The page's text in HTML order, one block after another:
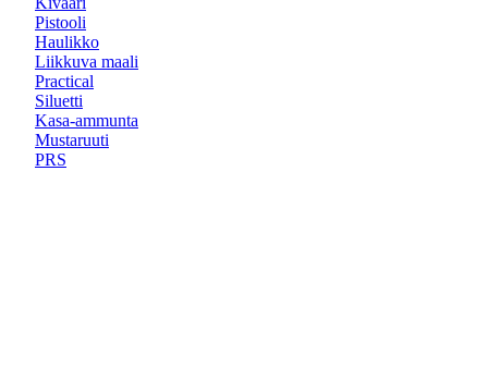
Pistooli
Haulikko
Liikkuva maali
Practical
Siluetti
Kasa-ammunta
Mustaruuti
PRS